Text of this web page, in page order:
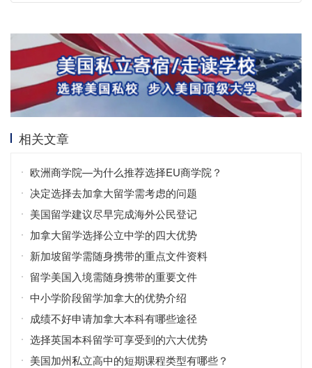
相关文章
欧洲商学院—为什么推荐选择EU商学院？
决定选择去加拿大留学需考虑的问题
美国留学建议尽早完成海外公民登记
加拿大留学选择公立中学的四大优势
新加坡留学需随身携带的重点文件资料
留学美国入境需随身携带的重要文件
中小学阶段留学加拿大的优势介绍
成绩不好申请加拿大本科有哪些途径
选择英国本科留学可享受到的六大优势
美国加州私立高中的短期课程类型有哪些？